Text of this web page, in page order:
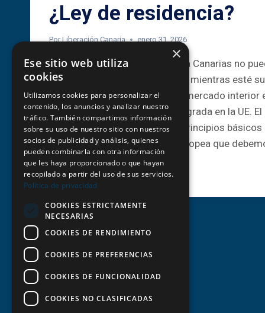
¿Ley de residencia?
Por Liberación Canaria enero 31, 2026
Comunicado Liberación Canaria Canarias no
regulación propia de residencia mientras esté
Comunitario y forme parte del mercado interior
Ultraperiférica plenamente integrada en la UE.
político y está definido en los principios básicos
Funcionamiento de la Unión Europea que
LEER MÁS ¿LEY
DE
×
Ese sitio web utiliza
cookies
Utilizamos cookies para personalizar el
contenido, los anuncios y analizar nuestro
tráfico. También compartimos información
sobre su uso de nuestro sitio con nuestros
socios de publicidad y análisis, quienes
pueden combinarla con otra información
que les haya proporcionado o que hayan
recopilado a partir del uso de sus servicios.
Política de privacidad
COOKIES ESTRICTAMENTE
NECESARIAS
COOKIES DE RENDIMIENTO
COOKIES DE PREFERENCIAS
COOKIES DE FUNCIONALIDAD
COOKIES NO CLASIFICADAS